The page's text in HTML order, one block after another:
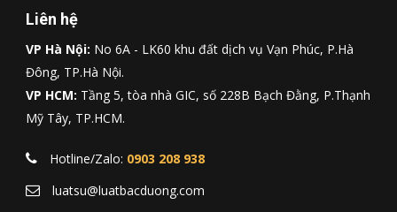
Liên hệ
VP Hà Nội: No 6A - LK60 khu đất dịch vụ Vạn Phúc, P.Hà
Đông, TP.Hà Nội.
VP HCM: Tầng 5, tòa nhà GIC, số 228B Bạch Đằng, P.Thạnh
Mỹ Tây, TP.HCM.
Hotline/Zalo: 0903 208 938
luatsu@luatbacduong.com